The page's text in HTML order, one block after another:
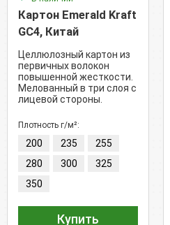
Картон Emerald Kraft
GC4, Китай
Целлюлозный картон из
первичных волокон
повышенной жесткости.
Мелованный в три слоя с
лицевой стороны.
крафт.
Плотность г/м²:
200 235
255
280
300
325
350
Купить